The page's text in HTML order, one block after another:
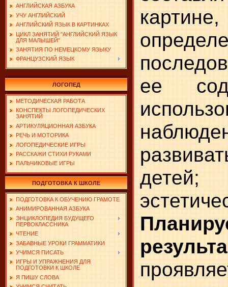
АНГЛИЙСКАЯ АЗБУКА
УЧУ АНГЛИЙСКИЙ
АНГЛИЙСКИЙ ЯЗЫК В КАРТИНКАХ
ЦИКЛ ЗАНЯТИЙ "АНГЛИЙСКИЙ ЯЗЫК
ДЛЯ МАЛЫШЕЙ"
ЗАНЯТИЯ ПО НЕМЕЦКОМУ ЯЗЫКУ
ФРАНЦУЗСКИЙ ЯЗЫК
ЛОГОПЕД
МЕТОДИЧЕСКАЯ РАБОТА
КОНСПЕКТЫ ЛОГОПЕДИЧЕСКИХ
ЗАНЯТИЙ
АРТИКУЛЯЦИОННАЯ АЗБУКА
РЕЧЬ И МОТОРИКА
ЛОГОПЕДИЧЕСКИЕ ИГРЫ
РАССКАЖИ СТИХИ РУКАМИ
ПАЛЬЧИКОВЫЕ ИГРЫ
ПОДГОТОВКА К ШКОЛЕ
ПОДГОТОВКА К ОБУЧЕНИЮ ГРАМОТЕ
АНИМИРОВАННАЯ АЗБУКА
ЭНЦИКЛОПЕДИЯ БУДУЩЕГО
ПЕРВОКЛАССНИКА
ЧТЕНИЕ
ЗАБАВНЫЕ УРОКИ ГРАММАТИКИ
УЧИМСЯ ПИСАТЬ
ИГРЫ И УПРАЖНЕНИЯ ДЛЯ
ПОДГОТОВКИ К ШКОЛЕ
Я ПИШУ СЛОВА
ее
детей;